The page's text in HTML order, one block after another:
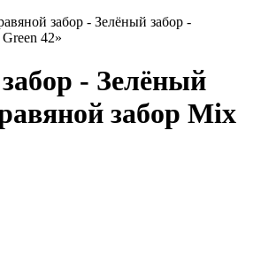
забор - Зелёный забор -
42»
- Зелёный
забор Mix